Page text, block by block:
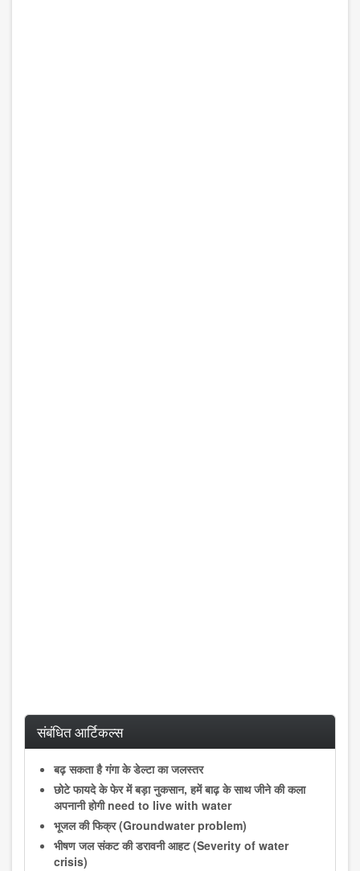
संबंधित आर्टिकल्स
बढ़ सकता है गंगा के डेल्टा का जलस्तर
छोटे फायदे के फेर में बड़ा नुकसान, हमें बाढ़ के साथ जीने की कला
अपनानी होगी need to live with water
भूजल की फिक्र (Groundwater problem)
भीषण जल संकट की डरावनी आहट (Severity of water
crisis)